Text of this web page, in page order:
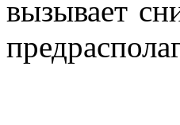
вызывает